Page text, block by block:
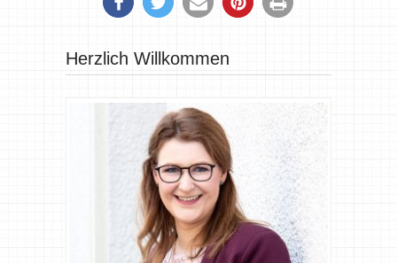
Herzlich Willkommen